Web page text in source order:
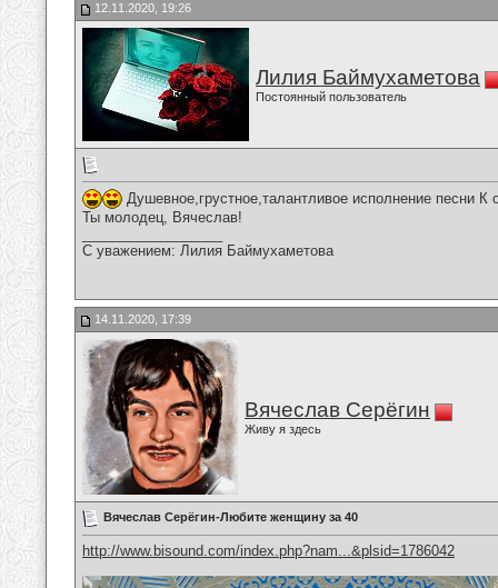
12.11.2020, 19:26
Лилия Баймухаметова
Постоянный пользователь
Душевное,грустное,талантливое исполнение песни
Ты молодец, Вячеслав!
С уважением: Лилия Баймухаметова
14.11.2020, 17:39
Вячеслав Серёгин
Живу я здесь
Вячеслав Серёгин-Любите женщину за 40
http://www.bisound.com/index.php?nam...&plsid=1786042